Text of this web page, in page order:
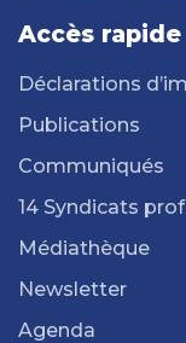
Accès rapide
Déclarations
Publications
Communiqués
14 Syndicats
Médiathèque
Newsletter
Agenda